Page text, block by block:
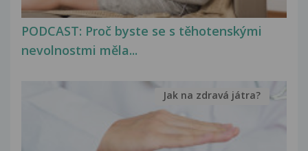
PODCAST: Proč byste se s těhotenskými
nevolnostmi měla...
Jak na zdravá játra?